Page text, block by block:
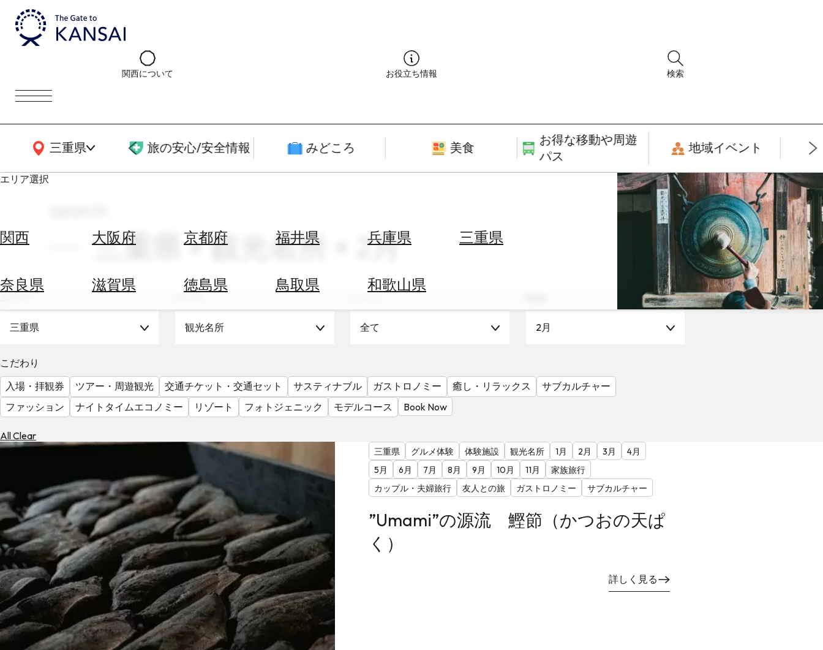
関西について お役立ち情報 検索
三重県
関西広域MAP 旅の安心/安全情報 みどころ 美食
お得な移動や周遊
パス
地域イベント
エリア選択
関西 大阪府 京都府 福井県 兵庫県 三重県
奈良県 滋賀県 徳島県 鳥取県 和歌山県
ホ
す
替
を
調
べ
天
を
三重県 × 観光名所 × 2月
三重県 観光名所 全て 2月
こだわり
入場・拝観券
ツアー・周遊観光 交通チケット・交通セット サスティナブル ガストロノミー 癒し・リラックス
サブカルチャー
ファッション
ナイトタイムエコノミー リゾート フォトジェニック モデルコース Book Now
All Clear
三重県 グルメ体験 体験施設 観光名所 1月 2月 3月
4月
5月
6月 7月 8月 9月 10月 11月
家族旅行
カップル・夫婦旅行
友人との旅 ガストロノミー サブカルチャー
”Umami”の源流 鰹節（かつおの天ぱ
く）
詳しく見る